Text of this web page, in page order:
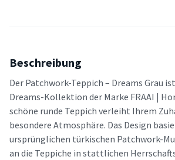
Beschreibung
Der Patchwork-Teppich – Dreams Grau
Dreams-Kollektion der Marke FRAAI |
schöne runde Teppich verleiht Ihrem
besondere Atmosphäre. Das Design
ursprünglichen türkischen Patchwork-
an die Teppiche in stattlichen